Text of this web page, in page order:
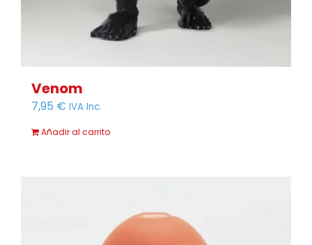
Venom
7,95 € IVA Inc.
Añadir al carrito